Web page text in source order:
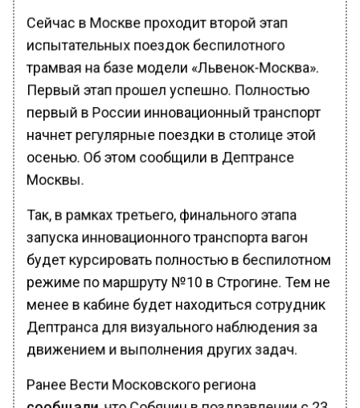
Сейчас в Москве проходит второй этап
испытательных поездок беспилотного
трамвая на базе модели «Львенок-Москва».
Первый этап прошел успешно. Полностью
первый в России инновационный транспорт
начнет регулярные поездки в столице этой
осенью. Об этом сообщили в Дептрансе
Москвы.
Так, в рамках третьего, финального этапа
запуска инновационного транспорта вагон
будет курсировать полностью в беспилотном
режиме по маршруту №10 в Строгине. Тем не
менее в кабине будет находиться сотрудник
Дептранса для визуального наблюдения за
движением и выполнения других задач.
Ранее Вести Московского региона